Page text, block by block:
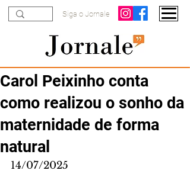
Siga o Jornale
Carol Peixinho conta
como realizou o sonho da
maternidade de forma
natural
14/07/2025